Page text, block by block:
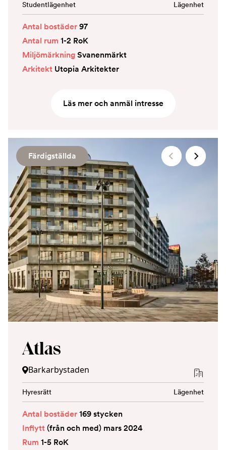
Studentlägenhet Lägenhet
Antal bostäder97
Antal rum 1-2 RoK
MiljömärkningSvanenmärkt
Arkitekt Utopia Arkitekter
Läs mer och anmäl intresse
Färdigställda
Atlas
Barkarbystaden
Hyresrätt Lägenhet
Antal bostäder169 stycken
Inflytt(från och med) mars 2024
Rum 1-5 RoK